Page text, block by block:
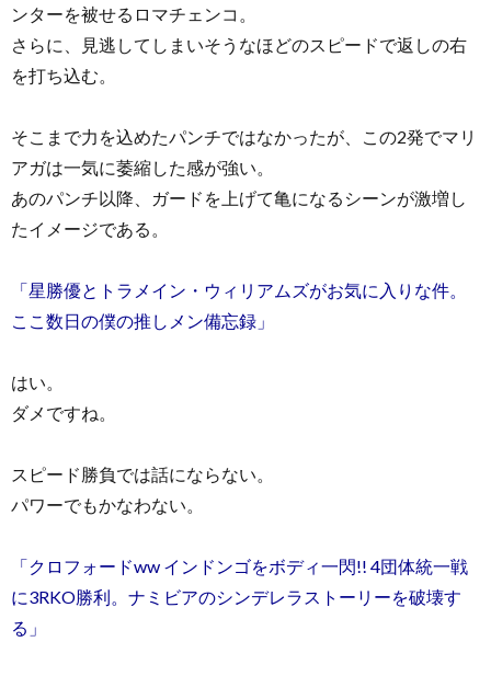
ンターを被せるロマチェンコ。
さらに、見逃してしまいそうなほどのスピードで返しの右
を打ち込む。
そこまで力を込めたパンチではなかったが、この2発でマリ
アガは一気に萎縮した感が強い。
あのパンチ以降、ガードを上げて亀になるシーンが激増し
たイメージである。
「星勝優とトラメイン・ウィリアムズがお気に入りな件。
ここ数日の僕の推しメン備忘録」
はい。
ダメですね。
スピード勝負では話にならない。
パワーでもかなわない。
「クロフォードww インドンゴをボディ一閃!! 4団体統一戦
に3RKO勝利。ナミビアのシンデレラストーリーを破壊す
る」